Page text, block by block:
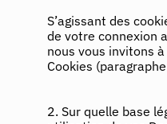
S’agissant des
de votre connexion
nous vous invitons
Cookies
2. Sur quelle base